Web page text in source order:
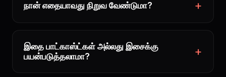
நான் எதையாவது நிறுவ வேண்டுமா?
இதை பாட்காஸ்ட்கள் அல்லது இசைக்கு
பயன்படுத்தலாமா?